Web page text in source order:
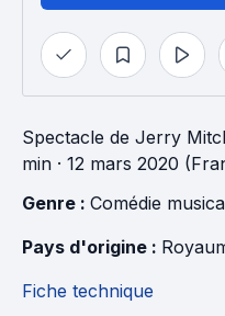
Spectacle de Jerry
min · 12 mars 2020
Genre : Comédie
Pays d'origine :
Fiche technique